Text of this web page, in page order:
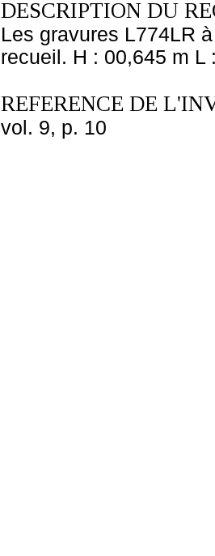
DESCRIPTION DU
Les gravures L774LR
recueil. H : 00,645 m L
REFERENCE DE
vol. 9, p. 10